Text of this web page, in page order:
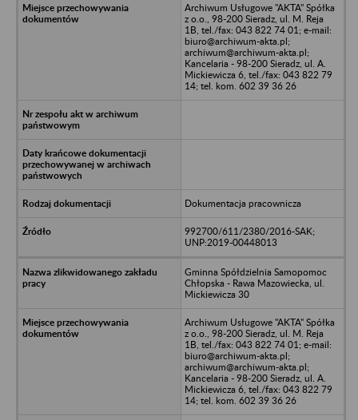
Archiwum Usługowe "AKTA" Spółka
z o.o., 98-200 Sieradz, ul. M. Reja
1B, tel./fax: 043 822 74 01; e-mail:
biuro@archiwum-akta.pl;
archiwum@archiwum-akta.pl;
Kancelaria - 98-200 Sieradz, ul. A.
Mickiewicza 6, tel./fax: 043 822 79
14; tel. kom. 602 39 36 26
Dokumentacja pracownicza
992700/611/2380/2016-SAK;
UNP:2019-00448013
Gminna Spółdzielnia Samopomoc
Chłopska - Rawa Mazowiecka, ul.
Mickiewicza 30
Archiwum Usługowe "AKTA" Spółka
z o.o., 98-200 Sieradz, ul. M. Reja
1B, tel./fax: 043 822 74 01; e-mail:
biuro@archiwum-akta.pl;
archiwum@archiwum-akta.pl;
Kancelaria - 98-200 Sieradz, ul. A.
Mickiewicza 6, tel./fax: 043 822 79
14; tel. kom. 602 39 36 26